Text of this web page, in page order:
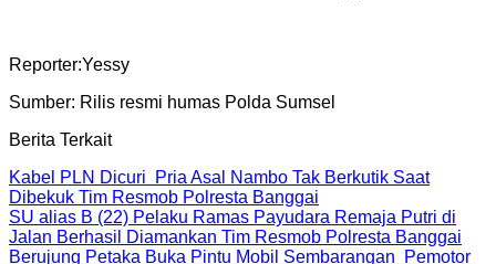
Reporter:Yessy
Sumber: Rilis resmi humas Polda Sumsel
Berita Terkait
Kabel PLN Dicuri Pria Asal Nambo Tak Berkutik Saat
Dibekuk Tim Resmob Polresta Banggai
SU alias B (22) Pelaku Ramas Payudara Remaja Putri di
Jalan Berhasil Diamankan Tim Resmob Polresta Banggai
Berujung Petaka Buka Pintu Mobil Sembarangan Pemotor